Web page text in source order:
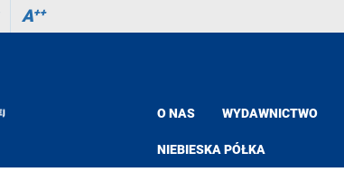
A++
O NAS WYDAWNICTWO
NIEBIESKA PÓŁKA